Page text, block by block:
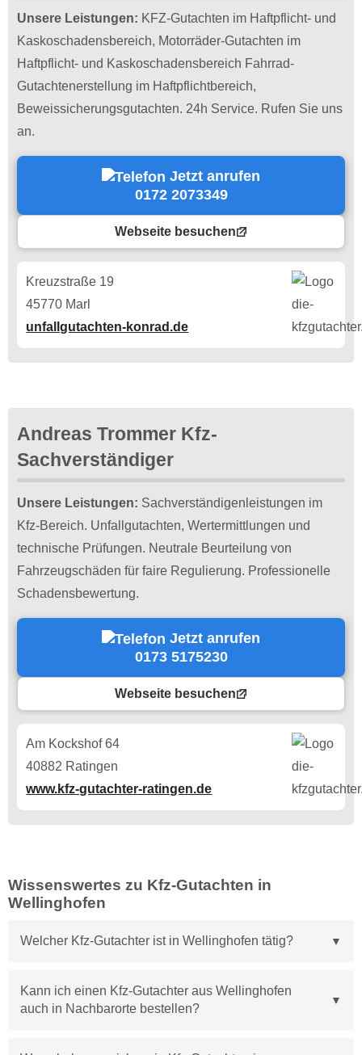
Unsere Leistungen: KFZ-Gutachten im Haftpflicht- und
Kaskoschadensbereich, Motorräder-Gutachten im
Haftpflicht- und Kaskoschadensbereich Fahrrad-
Gutachtenerstellung im Haftpflichtbereich,
Beweissicherungsgutachten. 24h Service. Rufen Sie uns
an.
Jetzt anrufen
0172 2073349
Webseite besuchen
Kreuzstraße 19
45770 Marl
unfallgutachten-konrad.de
Andreas Trommer Kfz-
Sachverständiger
Unsere Leistungen: Sachverständigenleistungen im
Kfz-Bereich. Unfallgutachten, Wertermittlungen und
technische Prüfungen. Neutrale Beurteilung von
Fahrzeugschäden für faire Regulierung. Professionelle
Schadensbewertung.
Jetzt anrufen
0173 5175230
Webseite besuchen
Am Kockshof 64
40882 Ratingen
www.kfz-gutachter-ratingen.de
Wissenswertes zu Kfz-Gutachten in
Wellinghofen
Welcher Kfz-Gutachter ist in Wellinghofen tätig?
Kann ich einen Kfz-Gutachter aus Wellinghofen
auch in Nachbarorte bestellen?